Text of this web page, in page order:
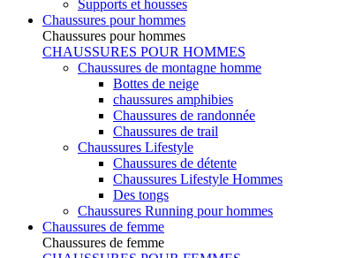
Supports et housses
Chaussures pour hommes
Chaussures pour hommes
CHAUSSURES POUR HOMMES
Chaussures de montagne homme
Bottes de neige
chaussures amphibies
Chaussures de randonnée
Chaussures de trail
Chaussures Lifestyle
Chaussures de détente
Chaussures Lifestyle Hommes
Des tongs
Chaussures Running pour hommes
Chaussures de femme
Chaussures de femme